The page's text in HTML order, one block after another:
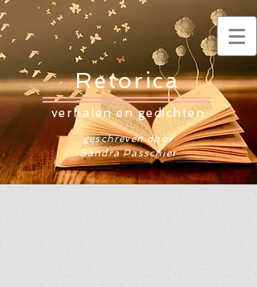
Retorica
verhalen en gedichten
geschreven door
Sandra Passchier